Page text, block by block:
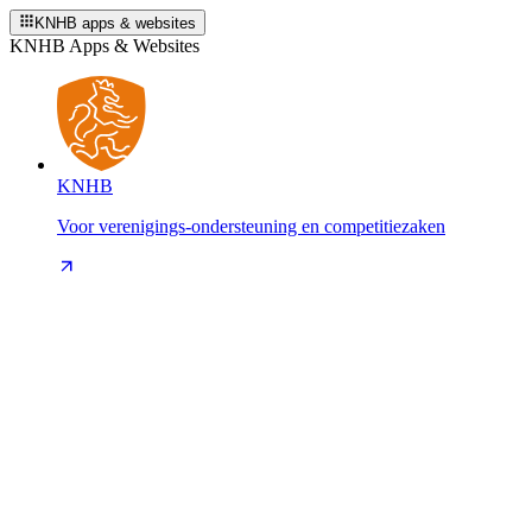
KNHB apps & websites
KNHB Apps & Websites
KNHB
Voor verenigings-ondersteuning en competitiezaken